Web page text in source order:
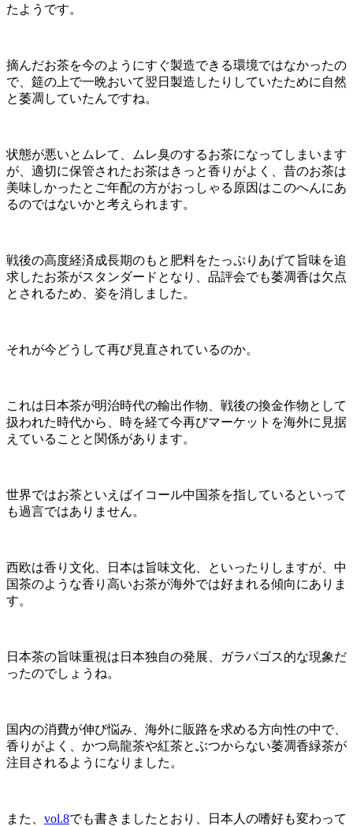
たようです。
摘んだお茶を今のようにすぐ製造できる環境ではなかったの
で、筵の上で一晩おいて翌日製造したりしていたために自然
と萎凋していたんですね。
状態が悪いとムレて、ムレ臭のするお茶になってしまいます
が、適切に保管されたお茶はきっと香りがよく、昔のお茶は
美味しかったとご年配の方がおっしゃる原因はこのへんにあ
るのではないかと考えられます。
戦後の高度経済成長期のもと肥料をたっぷりあげて旨味を追
求したお茶がスタンダードとなり、品評会でも萎凋香は欠点
とされるため、姿を消しました。
それが今どうして再び見直されているのか。
これは日本茶が明治時代の輸出作物、戦後の換金作物として
扱われた時代から、時を経て今再びマーケットを海外に見据
えていることと関係があります。
世界ではお茶といえばイコール中国茶を指しているといって
も過言ではありません。
西欧は香り文化、日本は旨味文化、といったりしますが、中
国茶のような香り高いお茶が海外では好まれる傾向にありま
す。
日本茶の旨味重視は日本独自の発展、ガラパゴス的な現象だ
ったのでしょうね。
国内の消費が伸び悩み、海外に販路を求める方向性の中で、
香りがよく、かつ烏龍茶や紅茶とぶつからない萎凋香緑茶が
注目されるようになりました。
また、 vol.8でも書きましたとおり、日本人の嗜好も変わって